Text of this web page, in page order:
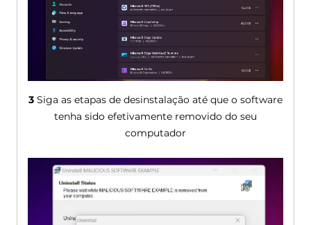
3Siga as etapas de desinstalação até que o software
tenha sido efetivamente removido do seu
computador